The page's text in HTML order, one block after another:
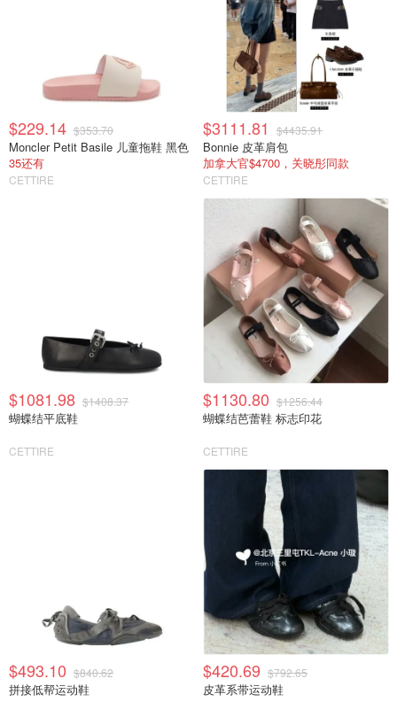
$229.14 $353.70
Moncler Petit Basile 儿童拖鞋 黑色
35还有
CETTIRE
$3111.81 $4435.91
Bonnie 皮革肩包
加拿大官$4700，关晓彤同款
CETTIRE
$1081.98 $1408.37
蝴蝶结平底鞋
CETTIRE
$1130.80 $1256.44
蝴蝶结芭蕾鞋 标志印花
CETTIRE
$493.10 $840.62
拼接低帮运动鞋
$420.69 $792.65
皮革系带运动鞋